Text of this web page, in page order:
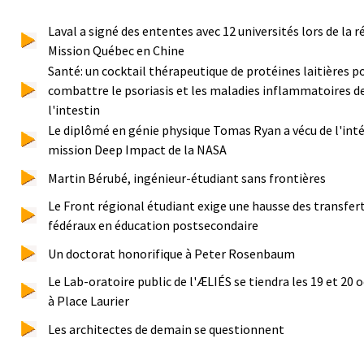
Laval a signé des ententes avec 12 universités lors de la
Mission Québec en Chine
Santé: un cocktail thérapeutique de protéines laitières
combattre le psoriasis et les maladies inflammatoires
l'intestin
Le diplômé en génie physique Tomas Ryan a vécu de
mission Deep Impact de la NASA
Martin Bérubé, ingénieur-étudiant sans frontières
Le Front régional étudiant exige une hausse des
fédéraux en éducation postsecondaire
Un doctorat honorifique à Peter Rosenbaum
Le Lab-oratoire public de l'ÆLIÉS se tiendra les 19 et 20
à Place Laurier
Les architectes de demain se questionnent